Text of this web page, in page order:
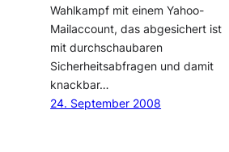
Wahlkampf mit einem Yahoo-
Mailaccount, das abgesichert ist
mit durchschaubaren
Sicherheitsabfragen und damit
knackbar…
24. September 2008